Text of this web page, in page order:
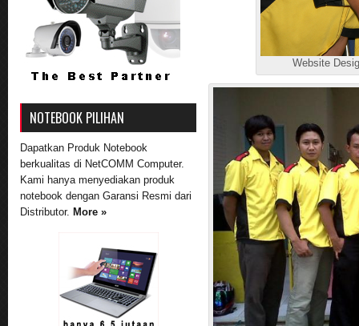
Website
NOTEBOOK PILIHAN
Dapatkan Produk Notebook
berkualitas di NetCOMM Computer.
Kami hanya menyediakan produk
notebook dengan Garansi Resmi dari
Distributor. More »